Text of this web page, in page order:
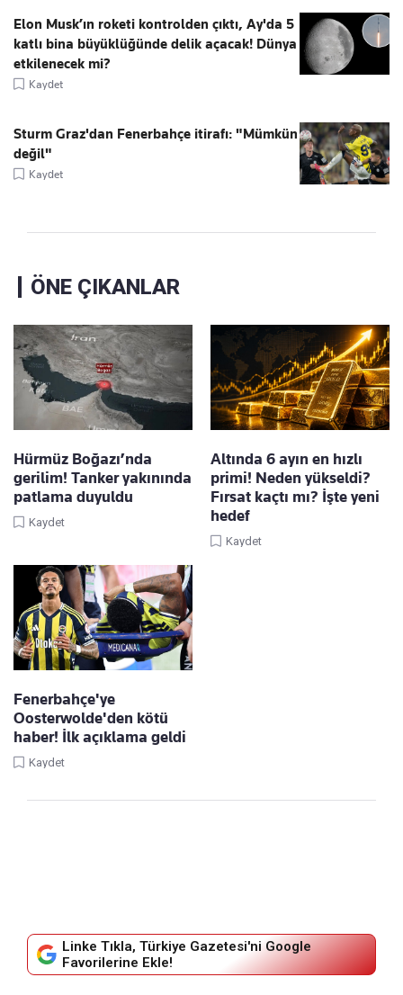
Elon Musk’ın roketi kontrolden çıktı, Ay'da 5
katlı bina büyüklüğünde delik açacak! Dünya
etkilenecek mi?
Kaydet
Sturm Graz'dan Fenerbahçe itirafı: "Mümkün
değil"
Kaydet
ÖNE ÇIKANLAR
Hürmüz Boğazı’nda
gerilim! Tanker yakınında
patlama duyuldu
Kaydet
Altında 6 ayın en hızlı
primi! Neden yükseldi?
Fırsat kaçtı mı? İşte yeni
hedef
Kaydet
Fenerbahçe'ye
Oosterwolde'den kötü
haber! İlk açıklama geldi
Kaydet
Linke Tıkla, Türkiye Gazetesi'ni Google
Favorilerine Ekle!